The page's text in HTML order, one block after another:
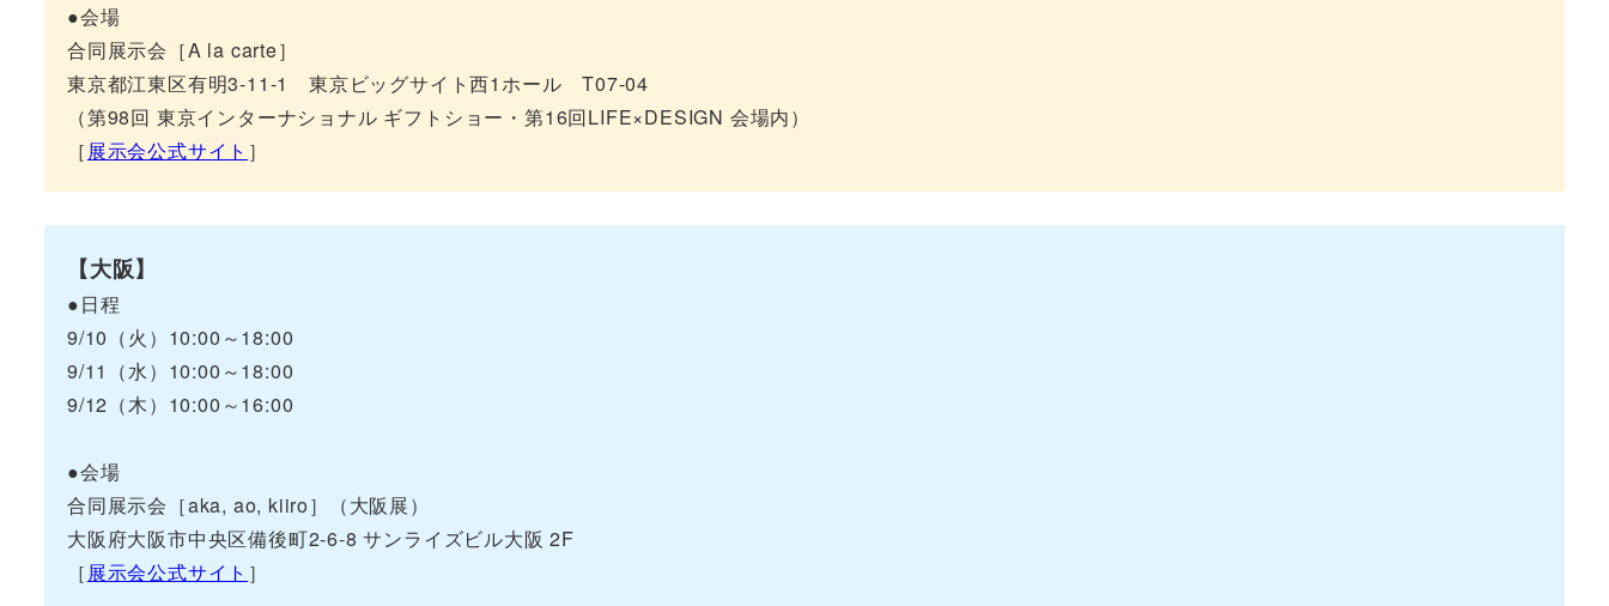
●会場
合同展示会［A la carte］
東京都江東区有明3-11-1 東京ビッグサイト西1ホール T07-04
（第98回 東京インターナショナル ギフトショー・第16回LIFE×DESIGN 会場内）
［展示会公式サイト ］
【大阪】
●日程
9/10（火）10:00～18:00
9/11（水）10:00～18:00
9/12（木）10:00～16:00
●会場
合同展示会［aka, ao, kiiro］（大阪展）
大阪府大阪市中央区備後町2-6-8 サンライズビル大阪 2F
［展示会公式サイト ］